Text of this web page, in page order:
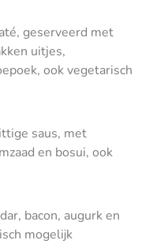
geserveerd met
uitjes,
ook vegetarisch
saus, met
en bosui, ook
bacon, augurk en
mogelijk